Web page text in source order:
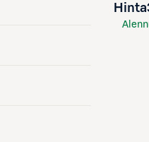
Hinta